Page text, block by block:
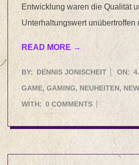
Entwicklung waren die Qualität
Unterhaltungswert unübertroffen
READ MORE →
2025-
07-
04
BY: DENNIS JONISCHEIT ON:
GAME,GAMING, NEUHEITEN ,
WITH: 0 COMMENTS